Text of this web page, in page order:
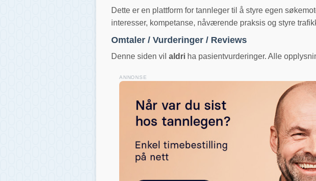
Dette er en plattform for tannleger til å styre egen
interesser, kompetanse, nåværende praksis og styre
Omtaler / Vurderinger / Reviews
Denne siden vil aldri ha pasientvurderinger. Alle
ANNONSE